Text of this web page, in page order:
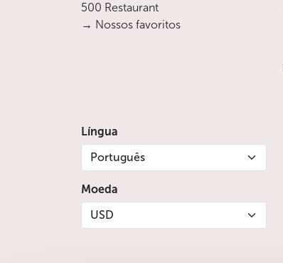
500 Restaurant
→ Nossos favoritos
Língua
Português
Moeda
USD